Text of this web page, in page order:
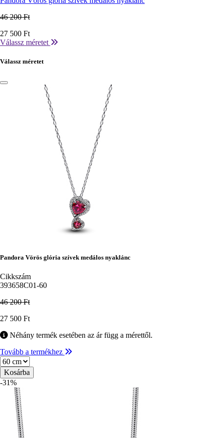
46 200 Ft
Ár
27 500 Ft
Válassz méretet
Válassz méretet
Pandora Vörös glória szívek medálos nyaklánc
Cikkszám
393658C01-60
46 200 Ft
Ár
27 500 Ft
Néhány termék esetében az ár függ a mérettől.
Tovább a termékhez
Méret
-31%